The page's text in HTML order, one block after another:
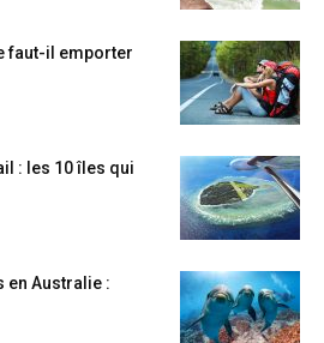
faut-il emporter
: les 10 îles qui
en Australie :